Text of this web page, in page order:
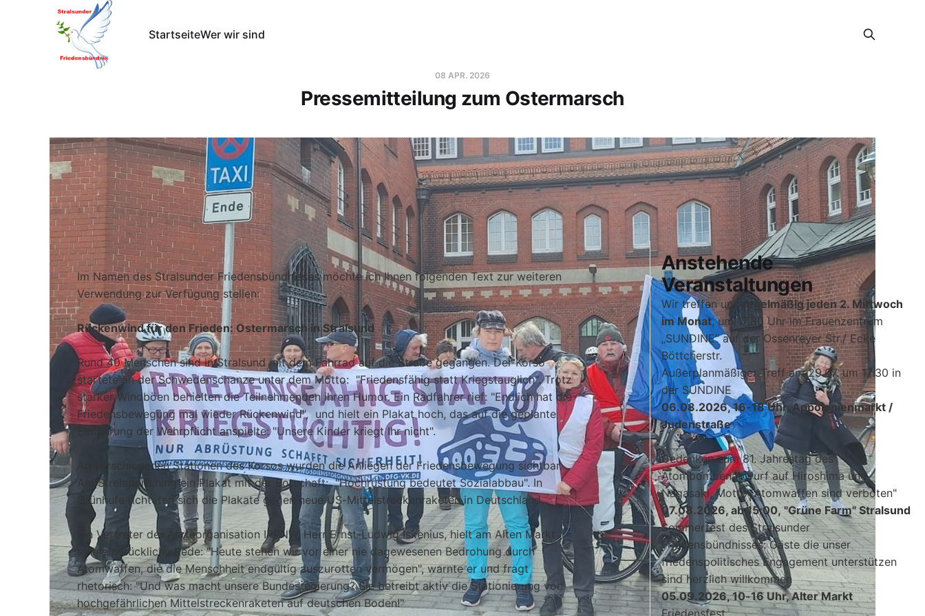
StartseiteWer wir sind
08 APR. 2026
Pressemitteilung zum Ostermarsch
Im Namen des Stralsunder Friedensbündnisses möchte ich Ihnen folgenden Text zur weiteren
Verwendung zur Verfügung stellen:
Rückenwind für den Frieden: Ostermarsch in Stralsund
Rund 40 Menschen sind in Stralsund mit dem Fahrrad auf die Straße gegangen. Der Korso
startete an der Schwedenschanze unter dem Motto: "Friedensfähig statt Kriegstauglich". Trotz
starker Windböen behielten die Teilnehmenden ihren Humor. Ein Radfahrer rief: "Endlich hat die
Friedensbewegung mal wieder Rückenwind", und hielt ein Plakat hoch, das auf die geplante
Einführung der Wehrpflicht anspielte: "Unsere Kinder kriegt Ihr nicht".
An verschiedenen Stationen des Korsos wurden die Anliegen der Friedensbewegung sichtbar.
Am Strelapark hing ein Plakat mit der Botschaft: "Hochrüstung bedeutet Sozialabbau". In
Grünhufe richteten sich die Plakate gegen neue US-Mittelstreckenraketen in Deutschland.
Ein Vertreter der Ärzteorganisation IPPNW, Herr Ernst-Ludwig Iskenius, hielt am Alten Markt
eine eindrückliche Rede: "Heute stehen wir vor einer nie dagewesenen Bedrohung durch
Atomwaffen, die die Menschheit endgültig auszurotten vermögen", warnte er und fragt
rhetorisch: "Und was macht unsere Bundesregierung? Sie betreibt aktiv die Stationierung von
hochgefährlichen Mittelstreckenraketen auf deutschen Boden!"
Anstehende
Veranstaltungen
Wir treffen unsregelmäßig jeden 2. Mittwoch
im Monat, um 17:30 Uhr im Frauenzentrum
„SUNDINE“ auf der Ossenreyer Str./ Ecke
Böttcherstr.
Außerplanmäßiger Treff am 29.07. um 17:30 in
der SUNDINE
06.08.2026, 16-18 Uhr, Appolonienmarkt /
Judenstraße
Gedenken zum 81. Jahrestag des
Atombombenabwurf auf Hiroshima und
Nagasaki, Motto "Atomwaffen sind verboten"
07.08.2026, ab 15:00, "Grüne Farm" Stralsund
Sommerfest des Stralsunder
Friedensbündnisses: Gäste die unser
friedenspolitisches Engagement unterstützen
sind herzlich willkommen
05.09.2026, 10-16 Uhr, Alter Markt
Friedensfest